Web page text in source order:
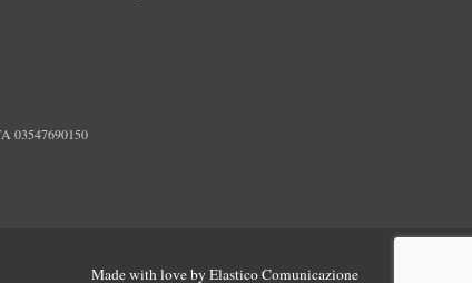
03547690150
Made with love by Elastico Comunicazione